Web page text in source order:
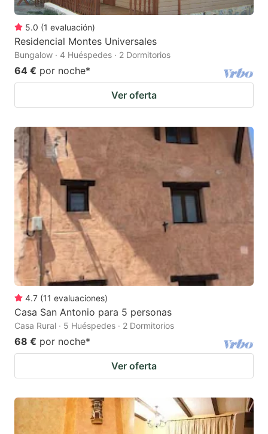
5.0 (1 evaluación)
Residencial Montes Universales
Bungalow · 4 Huéspedes · 2 Dormitorios
64 € por noche*
Ver oferta
4.7 (11 evaluaciones)
Casa San Antonio para 5 personas
Casa Rural · 5 Huéspedes · 2 Dormitorios
68 € por noche*
Ver oferta